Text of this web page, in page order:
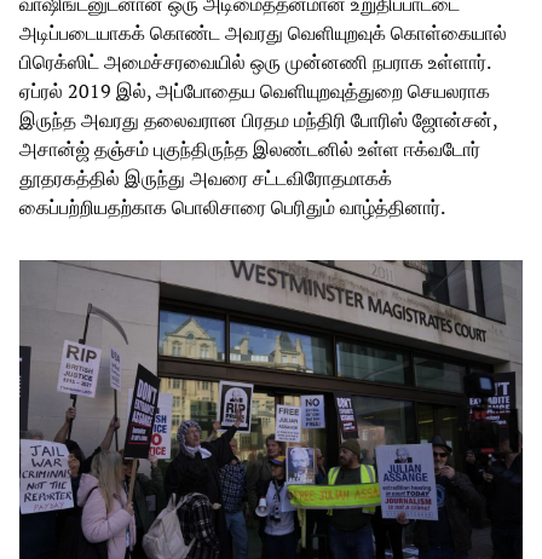
அடிப்படையாகக் கொண்ட அவரது வெளியுறவுக் கொள்கையால்
பிரெக்ஸிட் அமைச்சரவையில் ஒரு முன்னணி நபராக உள்ளார்.
ஏப்ரல் 2019 இல், அப்போதைய வெளியுறவுத்துறை செயலராக
இருந்த அவரது தலைவரான பிரதம மந்திரி போரிஸ் ஜோன்சன்,
அசான்ஜ் தஞ்சம் புகுந்திருந்த இலண்டனில் உள்ள ஈக்வடோர்
தூதரகத்தில் இருந்து அவரை சட்டவிரோதமாகக்
கைப்பற்றியதற்காக பொலிசாரை பெரிதும் வாழ்த்தினார்.